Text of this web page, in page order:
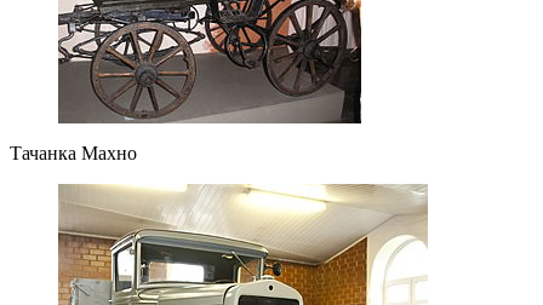
Тачанка Махно